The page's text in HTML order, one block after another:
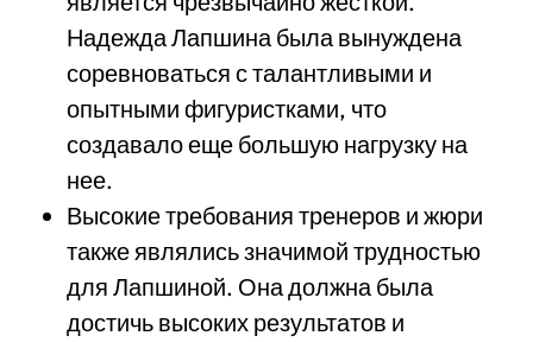
Надежда Лапшина была вынуждена
соревноваться с талантливыми и
опытными фигуристками, что
создавало еще большую нагрузку на
нее.
Высокие требования тренеров и жюри
также являлись значимой трудностью
для Лапшиной. Она должна была
достичь высоких результатов и